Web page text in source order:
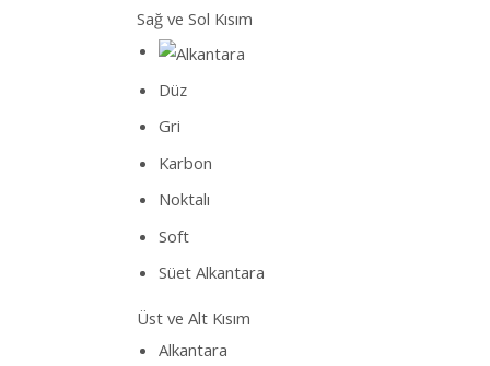
Sağ ve Sol Kısım
Düz
Gri
Karbon
Noktalı
Soft
Süet Alkantara
Üst ve Alt Kısım
Alkantara